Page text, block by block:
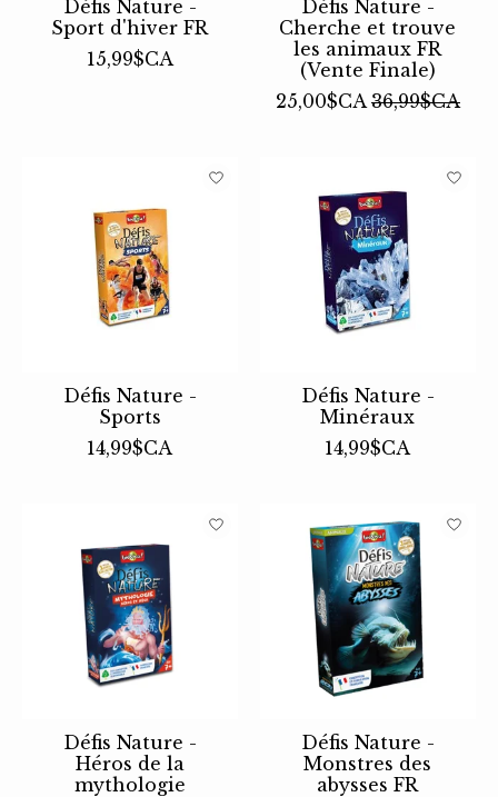
Défis Nature -
Sport d'hiver FR
15,99$CA
Défis Nature -
Cherche et trouve
les animaux FR
(Vente Finale)
25,00$CA 36,99$CA
Défis Nature -
Sports
14,99$CA
Défis Nature -
Minéraux
14,99$CA
Défis Nature -
Héros de la
mythologie
Défis Nature -
Monstres des
abysses FR